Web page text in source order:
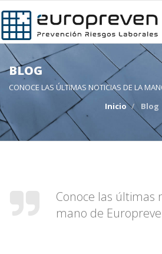
BLOG
CONOCE LAS ÚLTIMAS NOTICIAS DE LA
Inicio
Blog
Conoce las últimas
mano de